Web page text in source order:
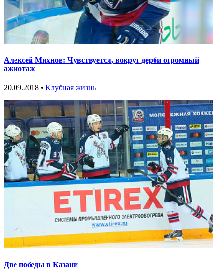
Алексей Михнов: Чувствуется, вокруг дерби огромный
ажиотаж
20.09.2018 • Клубная жизнь
Две победы в Казани